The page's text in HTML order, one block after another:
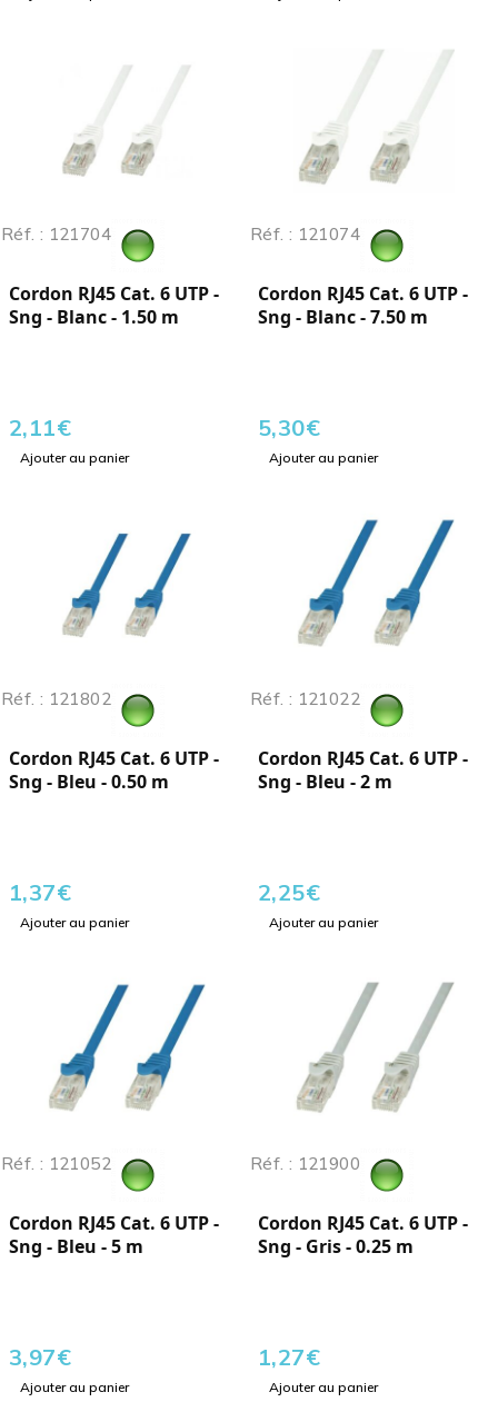
Réf. : 121704
Cordon RJ45 Cat. 6 UTP -
Sng - Blanc - 1.50 m
2,11€
Ajouter au panier
Réf. : 121074
Cordon RJ45 Cat. 6 UTP -
Sng - Blanc - 7.50 m
5,30€
Ajouter au panier
Réf. : 121802
Cordon RJ45 Cat. 6 UTP -
Sng - Bleu - 0.50 m
1,37€
Ajouter au panier
Réf. : 121022
Cordon RJ45 Cat. 6 UTP -
Sng - Bleu - 2 m
2,25€
Ajouter au panier
Réf. : 121052
Cordon RJ45 Cat. 6 UTP -
Sng - Bleu - 5 m
3,97€
Ajouter au panier
Réf. : 121900
Cordon RJ45 Cat. 6 UTP -
Sng - Gris - 0.25 m
1,27€
Ajouter au panier